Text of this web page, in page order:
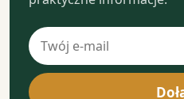
Adres
e-
mail